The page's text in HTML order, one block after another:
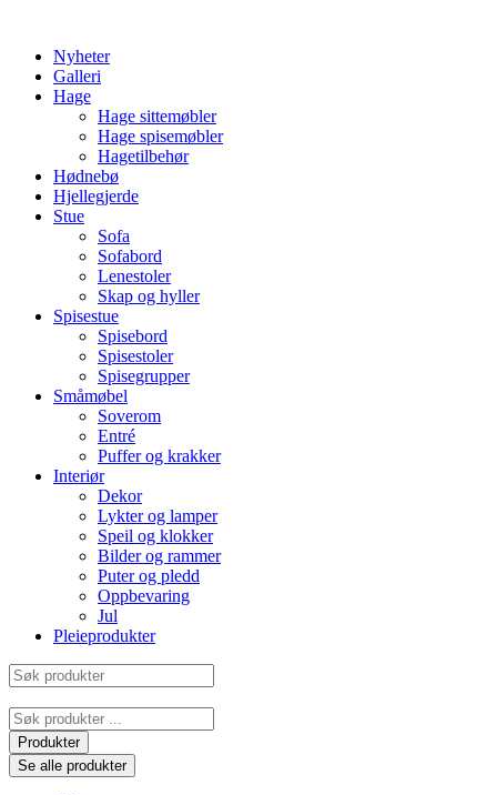
contentNyheter
Galleri
Hage
Hage sittemøbler
Hage spisemøbler
Hagetilbehør
Hødnebø
Hjellegjerde
Stue
Sofa
Sofabord
Lenestoler
Skap og hyller
Spisestue
Spisebord
Spisestoler
Spisegrupper
Småmøbel
Soverom
Entré
Puffer og krakker
Interiør
Dekor
Lykter og lamper
Speil og klokker
Bilder og rammer
Puter og pledd
Oppbevaring
Jul
Pleieprodukter
Søk
produkter
Search
...Produkter
Se alle produkter